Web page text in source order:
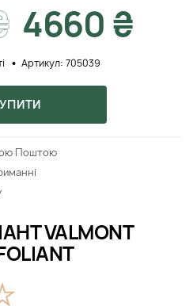
VALMONT
4660 ₴
Артикул: 705039
Поштою